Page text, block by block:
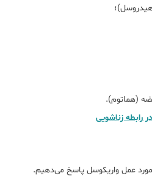
(هماتوم).
رابطه زناشویی
عمل واریکوسل پاسخ می‌دهیم.